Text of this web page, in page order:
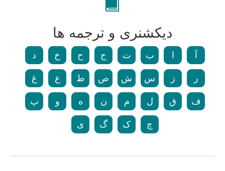
دیکشنری و ترجمه ها
ب ت ج ح خ د
ر ز س ش ص ط ع غ
ف ق ل م ن ه و پ
چ ک گ ی